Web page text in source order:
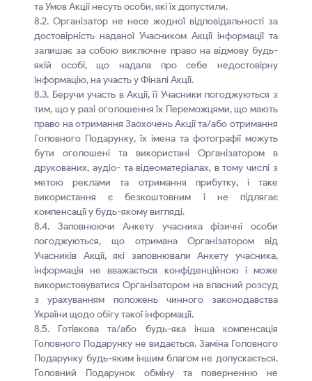
та Умов Акції несуть особи, які їх допустили.
8.2. Організатор не несе жодної відповідальності за
достовірність наданої Учасником Акції інформації та
залишає за собою виключне право на відмову будь-
якій особі, що надала про себе недостовірну
інформацію, на участь у Фіналі Акції.
8.3. Беручи участь в Акції, її Учасники погоджуються з
тим, що у разі оголошення їх Переможцями, що мають
право на отримання Заохочень Акції та/або отримання
Головного Подарунку, їх імена та фотографії можуть
бути оголошені та використані Організатором в
друкованих, аудіо- та відеоматеріалах, в тому числі з
метою реклами та отримання прибутку, і таке
використання є безкоштовним і не підлягає
компенсації у будь-якому вигляді.
8.4. Заповнюючи Анкету учасника фізичні особи
погоджуються, що отримана Організатором від
Учасників Акції, які заповнювали Анкету учасника,
інформація не вважається конфіденційною і може
використовуватися Організатором на власний розсуд
з урахуванням положень чинного законодавства
України щодо обігу такої інформації.
8.5. Готівкова та/або будь-яка інша компенсація
Головного Подарунку не видається. Заміна Головного
Подарунку будь-яким іншим благом не допускається.
Головний Подарунок обміну та поверненню не